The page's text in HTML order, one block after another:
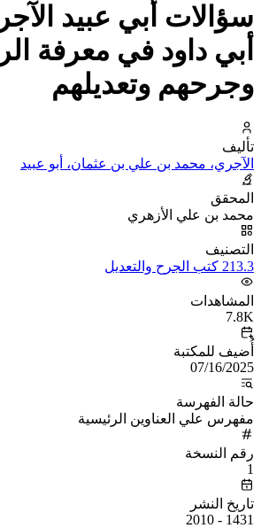
سؤالات أبي عبيد
أبي داود في معرفة
وجرحهم وتعديلهم
تأليف
الآجري، محمد بن علي بن عثمان، أبو عبيد
المحقق
محمد بن علي الأزهري
التصنيف
213.3 كتب الجرح والتعديل
المشاهدات
7.8K
أُضيف للمكتبة
07/16/2025
حالة الفهرسة
مفهرس علي العناوين الرئيسية
رقم النسخة
1
تاريخ النشر
1431 - 2010